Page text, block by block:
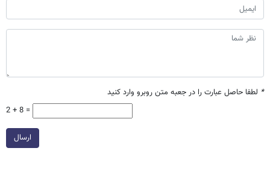
* لطفا حاصل عبارت را در جعبه متن روبرو وارد کنید
2 + 8 =
ارسال